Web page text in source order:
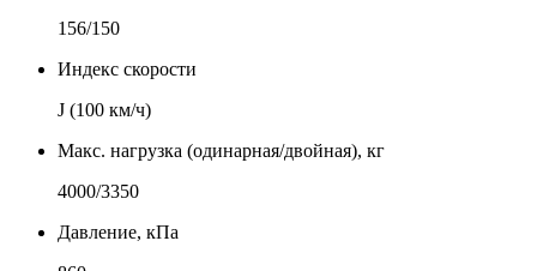
156/150
Индекс скорости
J (100 км/ч)
Макс. нагрузка (одинарная/двойная), кг
4000/3350
Давление, кПа